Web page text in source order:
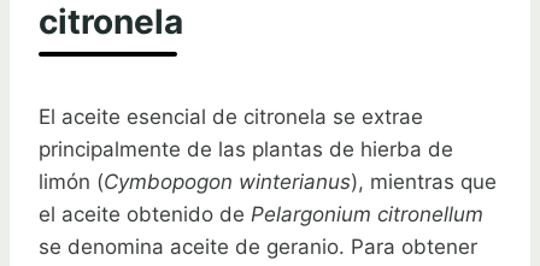
citronela
El aceite esencial de citronela se extrae
principalmente de las plantas de hierba de
limón (Cymbopogon winterianus), mientras que
el aceite obtenido de Pelargonium citronellum
se denomina aceite de geranio. Para obtener